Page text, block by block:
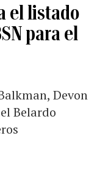
el listado
para el
Devon
Belardo